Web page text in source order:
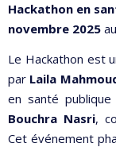
Hackathon en
novembre 2025 au
Le Hackathon est
par Laila
en santé
Bouchra Nasri,
Cet événement